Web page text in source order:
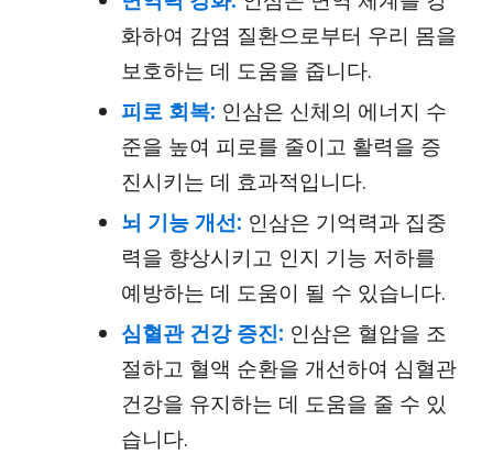
화하여 감염 질환으로부터 우리 몸을
보호하는 데 도움을 줍니다.
피로 회복: 인삼은 신체의 에너지 수
준을 높여 피로를 줄이고 활력을 증
진시키는 데 효과적입니다.
뇌 기능 개선: 인삼은 기억력과 집중
력을 향상시키고 인지 기능 저하를
예방하는 데 도움이 될 수 있습니다.
심혈관 건강 증진: 인삼은 혈압을 조
절하고 혈액 순환을 개선하여 심혈관
건강을 유지하는 데 도움을 줄 수 있
습니다.